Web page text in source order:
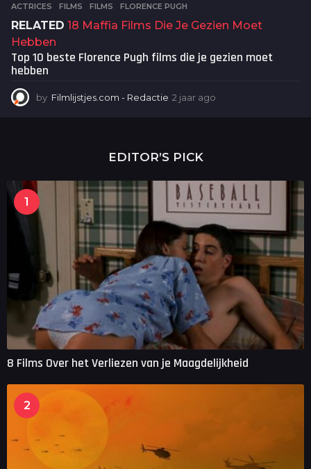
ACTRICES ,FILMS FILMS ,FLORENCE PUGH
RELATED 18 Maffia Films Die Je Gezien Moet
Hebben
Top 10 beste Florence Pugh films die je gezien moet
hebben
by Filmlijstjes.com - Redactie 2 jaar ago
EDITOR’S PICK
1
8 Films Over het Verliezen van je Maagdelijkheid
2